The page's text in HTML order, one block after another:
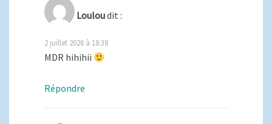
Louloudit :
2 juillet 2026 à 18:38
MDR hihihii
Répondre